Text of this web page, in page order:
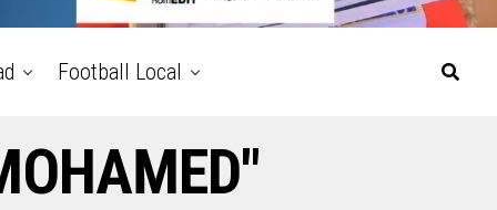
Football Local